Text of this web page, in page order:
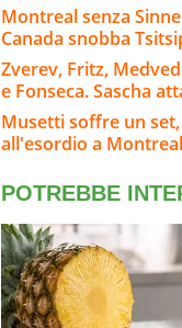
Montreal senza
Canada snobba
Zverev, Fritz,
e Fonseca. Sascha
Musetti soffre un
all'esordio a Montreal